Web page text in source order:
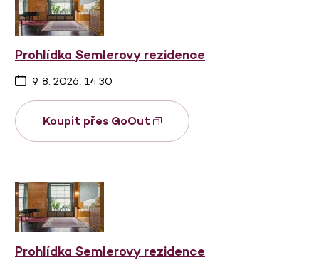
Prohlídka Semlerovy rezidence
9. 8. 2026, 14:30
Koupit přes GoOut
Prohlídka Semlerovy rezidence